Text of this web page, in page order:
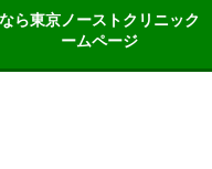
ら東京ノーストクリニッ
ームページ